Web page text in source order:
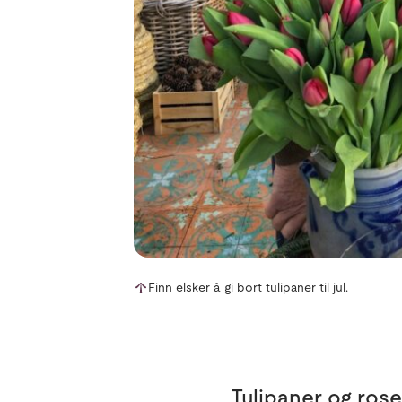
Finn elsker å gi bort tulipaner til jul.
Tulipaner og